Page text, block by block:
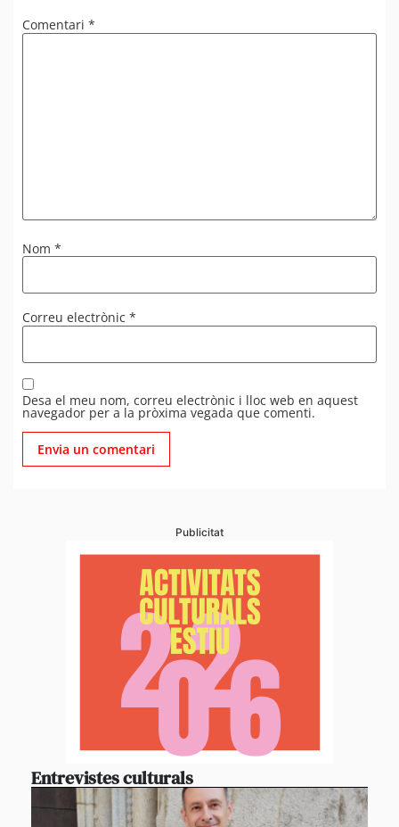
Comentari *
Nom *
Correu electrònic *
Desa el meu nom, correu electrònic i lloc web en aquest
navegador per a la pròxima vegada que comenti.
Publicitat
Entrevistes culturals